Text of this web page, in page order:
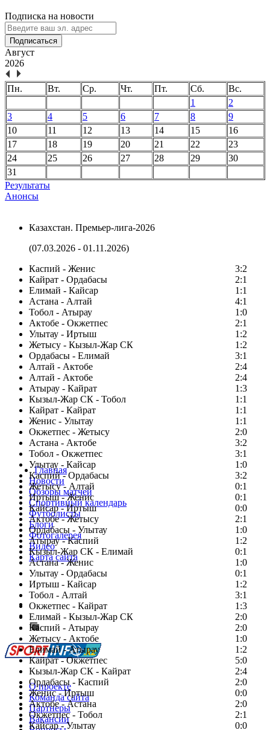
Подписка на новости
Подписаться
Август
2026
Пн. Вт. Ср. Чт. Пт. Сб.
Вс.
1
2
3
4 5 6 7 8
9
10
11 12 13 14 15
16
17
18 19 20 21 22
23
24
25 26 27 28 29
30
31
Результаты
Анонсы
Казахстан. Премьер-лига-2026
(07.03.2026 - 01.11.2026)
Каспий - Женис
3:2
Кайрат - Ордабасы
2:1
Елимай - Кайсар
1:1
Астана - Алтай
4:1
Тобол - Атырау
1:0
Актобе - Окжетпес
2:1
Улытау - Иртыш
1:2
Жетысу - Кызыл-Жар СК
1:2
Ордабасы - Елимай
3:1
Алтай - Актобе
2:4
Алтай - Актобе
2:4
Атырау - Кайрат
1:3
Кызыл-Жар СК - Тобол
1:1
Кайрат - Кайрат
1:1
Женис - Улытау
1:1
Окжетпес - Жетысу
2:0
Астана - Актобе
3:2
Тобол - Окжетпес
3:1
Улытау - Кайсар
1:0
Каспий - Ордабасы
3:2
Жетысу - Алтай
0:1
Иртыш - Женис
0:1
Кайсар - Иртыш
0:0
Актобе - Жетысу
2:1
Ордабасы - Улытау
1:0
Атырау - Каспий
1:2
Кызыл-Жар СК - Елимай
0:1
Астана - Женис
1:0
Улытау - Ордабасы
0:1
Иртыш - Кайсар
1:2
Тобол - Алтай
3:1
Окжетпес - Кайрат
1:3
Елимай - Кызыл-Жар СК
2:0
Каспий - Атырау
2:0
Жетысу - Актобе
1:0
Елимай - Атырау
1:2
Кайрат - Окжетпес
5:0
Кызыл-Жар СК - Кайрат
2:4
Ордабасы - Каспий
2:0
Женис - Иртыш
0:0
Актобе - Астана
2:0
Окжетпес - Тобол
2:1
Кайсар - Улытау
0:0
Главная
Новости
Обзоры матчей
Спортивный календарь
Футболисты
Блоги
Фотогалерея
Видео
Карта сайта
Есть идея?
Сообщить о мероприятии
Перейти на старый сайт
О проекте
Команда сайта
Партнеры
Вакансии